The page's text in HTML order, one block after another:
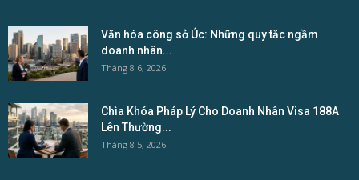
Văn hóa công sở Úc: Những quy tắc ngầm
doanh nhân...
Tháng 8 6, 2026
Chìa Khóa Pháp Lý Cho Doanh Nhân Visa 188A
Lên Thường...
Tháng 8 5, 2026